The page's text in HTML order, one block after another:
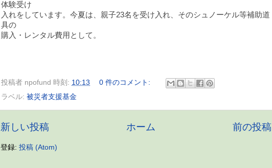
体験受け
入れをしています。今夏は、親子23名を受け入れ、そのシュノーケル等補助道
具の
購入・レンタル費用として。
投稿者 npofund 時刻: 10:13
0 件のコメント:
ラベル: 被災者支援基金
新しい投稿 前の投稿
ホーム
登録: 投稿 (Atom)